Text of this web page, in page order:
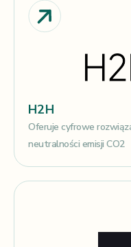
H2H
Oferuje cyfrowe
neutralności emisji CO2